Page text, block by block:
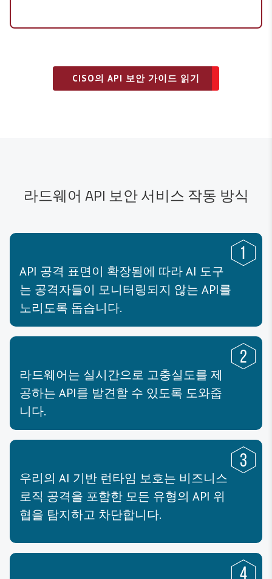
CISO의 API 보안 가이드 읽기
라드웨어 API 보안 서비스 작동 방식
API 공격 표면이 확장됨에 따라 AI 도구
는 공격자들이 모니터링되지 않는 API를
노리도록 돕습니다.
라드웨어는 실시간으로 고충실도를 제
공하는 API를 발견할 수 있도록 도와줍
니다.
우리의 AI 기반 런타임 보호는 비즈니스
로직 공격을 포함한 모든 유형의 API 위
협을 탐지하고 차단합니다.